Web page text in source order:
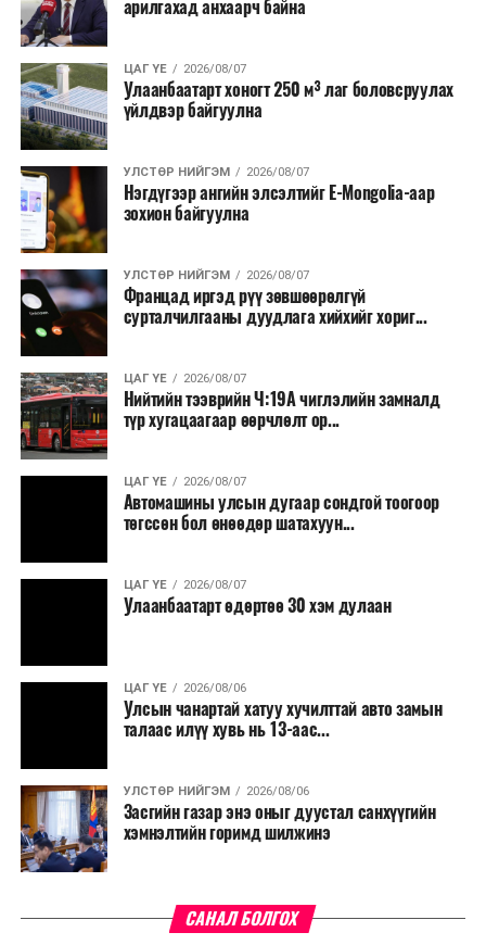
арилгахад анхаарч байна
ЦАГ ҮЕ 2026/08/07
Улаанбаатарт хоногт 250 м³ лаг боловсруулах
үйлдвэр байгуулна
УЛСТӨР НИЙГЭМ 2026/08/07
Нэгдүгээр ангийн элсэлтийг E-Mongolia-аар
зохион байгуулна
УЛСТӨР НИЙГЭМ 2026/08/07
Францад иргэд рүү зөвшөөрөлгүй
сурталчилгааны дуудлага хийхийг хориг...
ЦАГ ҮЕ 2026/08/07
Нийтийн тээврийн Ч:19А чиглэлийн замналд
түр хугацаагаар өөрчлөлт ор...
ЦАГ ҮЕ 2026/08/07
Автомашины улсын дугаар сондгой тоогоор
төгссөн бол өнөөдөр шатахуун...
ЦАГ ҮЕ 2026/08/07
Улаанбаатарт өдөртөө 30 хэм дулаан
ЦАГ ҮЕ 2026/08/06
Улсын чанартай хатуу хучилттай авто замын
талаас илүү хувь нь 13-аас...
УЛСТӨР НИЙГЭМ 2026/08/06
Засгийн газар энэ оныг дуустал санхүүгийн
хэмнэлтийн горимд шилжинэ
САНАЛ БОЛГОХ